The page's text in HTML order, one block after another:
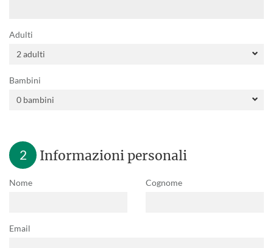
Adulti
Bambini
2 Informazioni personali
Nome Cognome
Email